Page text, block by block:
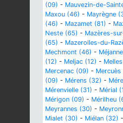
(09) - Mauvezin-de-
Maxou (46) - Mayrègne
(46) - Mazamet (81) -
Neste (65) - Mazères-
(65) - Mazerolles-du-
Mechmont (46) -
(12) - Meljac (12) -
Mercenac (09) -
(09) - Mérens (32) -
Mérenvielle (31) - Mérial
Mérigon (09) - Mérilheu
Meyrannes (30) -
Mialet (30) - Miélan (32) -